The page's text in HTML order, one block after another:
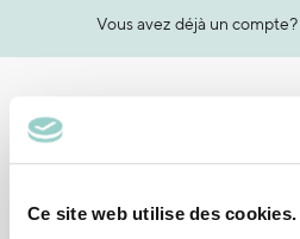
Ce site web utilise des cookies.
Vous avez déjà un compte?
Nos